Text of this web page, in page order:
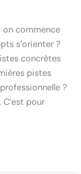
on commence
s’orienter ?
concrètes
pistes
?
pour